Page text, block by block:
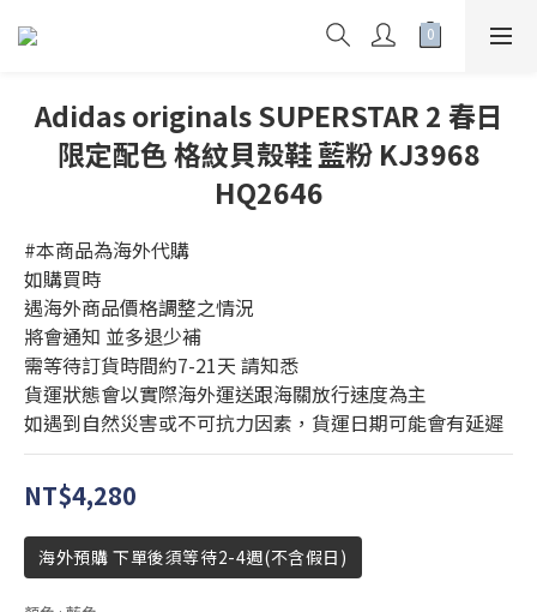
Adidas originals SUPERSTAR 2 春日
限定配色 格紋貝殼鞋 藍粉 KJ3968
HQ2646
#本商品為海外代購
如購買時
遇海外商品價格調整之情況
將會通知 並多退少補
需等待訂貨時間約7-21天 請知悉
貨運狀態會以實際海外運送跟海關放行速度為主
如遇到自然災害或不可抗力因素，貨運日期可能會有延遲
NT$4,280
海外預購 下單後須等待2-4週(不含假日)